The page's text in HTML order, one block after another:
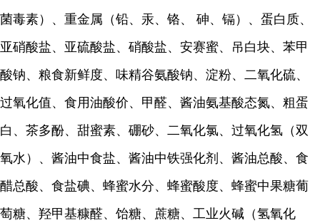
菌毒素）、重金属（铅、汞、铬、 砷、镉）、蛋白质、
亚硝酸盐、亚硫酸盐、硝酸盐、安赛蜜、吊白块、苯甲
酸钠、粮食新鲜度、味精谷氨酸钠、淀粉、二氧化硫、
过氧化值、食用油酸价、甲醛、酱油氨基酸态氮、粗蛋
白、茶多酚、甜蜜素、硼砂、二氧化氯、过氧化氢（双
氧水）、酱油中食盐、酱油中铁强化剂、酱油总酸、食
醋总酸、食盐碘、蜂蜜水分、蜂蜜酸度、蜂蜜中果糖葡
萄糖、羟甲基糠醛、饴糖、蔗糖、工业火碱（氢氧化